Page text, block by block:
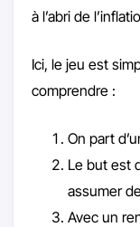
à l’abri de
Ici, le jeu est
comprendre :
On part
Le but est
assumer
Avec un